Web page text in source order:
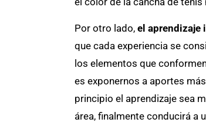
Por otro lado, el aprendizaje
que cada experiencia se
los elementos que
es exponernos a aportes
principio el aprendizaje sea
área, finalmente conducirá a